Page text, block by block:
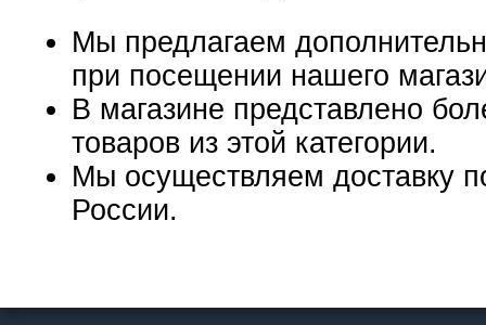
Мы предлагаем
при посещении нашего
В магазине представлено
товаров из этой категории.
Мы осуществляем доставку
России.